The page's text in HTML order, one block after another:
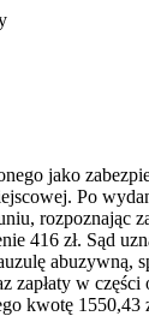
jako
Po
rozpoznając
416 zł. Sąd
abuzywną,
w
kwotę 1550,43